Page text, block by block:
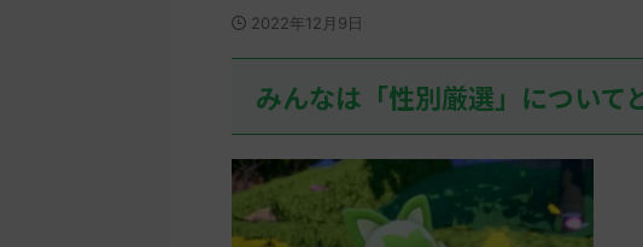
2022年12月9日
みんなは「性別厳選」について